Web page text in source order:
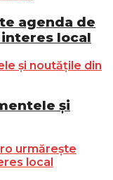
agenda de
local
și